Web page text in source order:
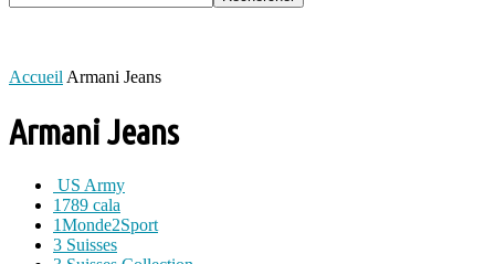
Accueil Armani Jeans
Armani Jeans
US Army
1789 cala
1Monde2Sport
3 Suisses